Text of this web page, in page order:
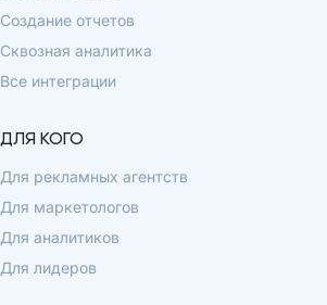
Создание отчетов
Сквозная аналитика
Все интеграции
ДЛЯ КОГО
Для рекламных агентств
Для маркетологов
Для аналитиков
Для лидеров